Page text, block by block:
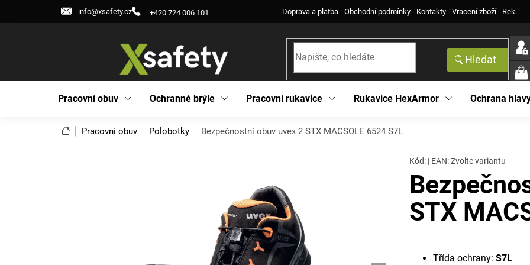
+420 724 006 101
info@xsafety.cz Doprava a platba Obchodní podmínky Kontakty Vracení zboží
Hledat
KOŠÍK
Pracovní obuv Ochranné brýle Pracovní rukavice Rukavice HexArmor Ochrana
DomůPracovní obuv Polobotky Bezpečnostní obuv uvex 2 STX MACSOLE 6524 S7L
STX
Kód: | EAN:Zvolte variantu
Třída ochrany: S7L